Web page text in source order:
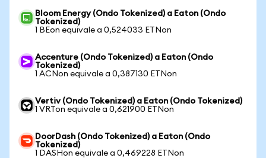
Bloom Energy (Ondo Tokenized) a Eaton (Ondo
Tokenized)
1 BEon equivale a 0,524033 ETNon
Accenture (Ondo Tokenized) a Eaton (Ondo
Tokenized)
1 ACNon equivale a 0,387130 ETNon
Vertiv (Ondo Tokenized) a Eaton (Ondo Tokenized)
1 VRTon equivale a 0,621900 ETNon
DoorDash (Ondo Tokenized) a Eaton (Ondo
Tokenized)
1 DASHon equivale a 0,469228 ETNon